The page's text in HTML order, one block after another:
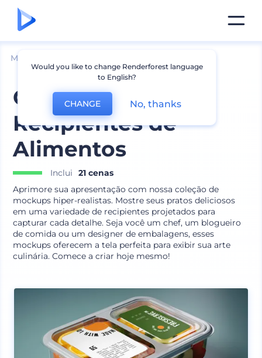
Mockups
Coleção de
Recipientes de
Alimentos
Inclui
21 cenas
Aprimore sua apresentação com nossa coleção de
mockups hiper-realistas. Mostre seus pratos deliciosos
em uma variedade de recipientes projetados para
capturar cada detalhe. Seja você um chef, um blogueiro
de comida ou um designer de embalagens, esses
mockups oferecem a tela perfeita para exibir sua arte
culinária. Comece a criar hoje mesmo!
Would you like to change Renderforest language
to English?
CHANGE No, thanks